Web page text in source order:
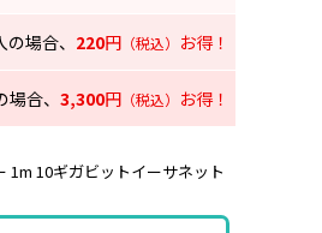
場合、 220円 （税込） お得！
合、 3,300円 （税込） お得！
1m 10ギガビットイーサネット